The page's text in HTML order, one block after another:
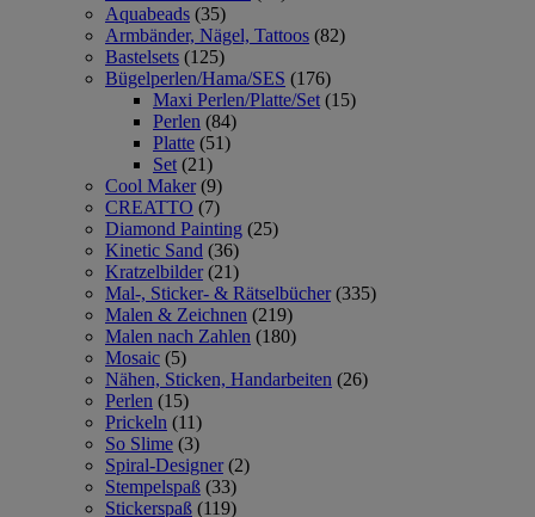
Aquabeads (35)
Armbänder, Nägel, Tattoos (82)
Bastelsets (125)
Bügelperlen/Hama/SES (176)
Maxi Perlen/Platte/Set (15)
Perlen (84)
Platte (51)
Set (21)
Cool Maker (9)
CREATTO (7)
Diamond Painting (25)
Kinetic Sand (36)
Kratzelbilder (21)
Mal-, Sticker- & Rätselbücher (335)
Malen & Zeichnen (219)
Malen nach Zahlen (180)
Mosaic (5)
Nähen, Sticken, Handarbeiten (26)
Perlen (15)
Prickeln (11)
So Slime (3)
Spiral-Designer (2)
Stempelspaß (33)
Stickerspaß (119)